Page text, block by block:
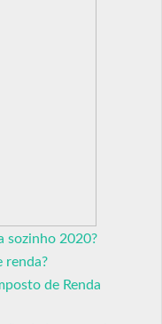
sozinho 2020?
renda?
de Renda